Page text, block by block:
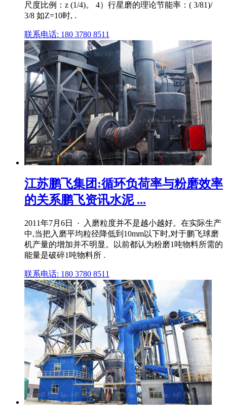
尺度比例：z (1/4)。 4）行星磨的理论节能率：( 3/81)/
3/8 如Z=10时, .
联系电话: 180 3780 8511
江苏鹏飞集团:循环负荷率与粉磨效率
的关系鹏飞资讯水泥 ...
2011年7月6日 · 入磨粒度并不是越小越好。在实际生产
中,当把入磨平均粒径降低到10mm以下时,对于鹏飞球磨
机产量的增加并不明显。以前都认为粉磨1吨物料所需的
能量是破碎1吨物料所 .
联系电话: 180 3780 8511